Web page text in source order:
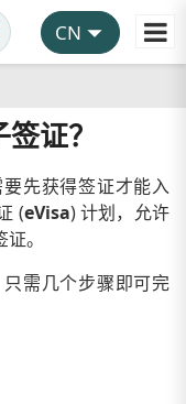
证？
先获得签证才能入
(eVisa) 计划，允许
。
需几个步骤即可完